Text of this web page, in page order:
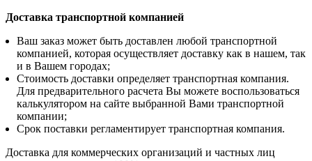
Доставка транспортной компанией
Ваш заказ может быть доставлен любой транспортной
компанией, которая осуществляет доставку как в нашем, так
и в Вашем городах;
Стоимость доставки определяет транспортная компания.
Для предварительного расчета Вы можете воспользоваться
калькулятором на сайте выбранной Вами транспортной
компании;
Срок поставки регламентирует транспортная компания.
Доставка для коммерческих организаций и частных лиц